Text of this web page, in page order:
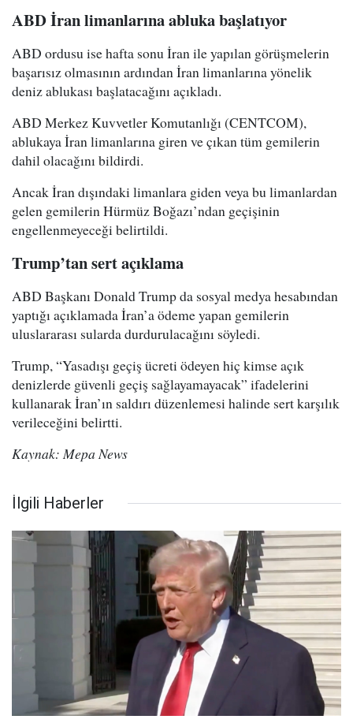
ABD İran limanlarına abluka başlatıyor
ABD ordusu ise hafta sonu İran ile yapılan görüşmelerin
başarısız olmasının ardından İran limanlarına yönelik
deniz ablukası başlatacağını açıkladı.
ABD Merkez Kuvvetler Komutanlığı (CENTCOM),
ablukaya İran limanlarına giren ve çıkan tüm gemilerin
dahil olacağını bildirdi.
Ancak İran dışındaki limanlara giden veya bu limanlardan
gelen gemilerin Hürmüz Boğazı’ndan geçişinin
engellenmeyeceği belirtildi.
Trump’tan sert açıklama
ABD Başkanı Donald Trump da sosyal medya hesabından
yaptığı açıklamada İran’a ödeme yapan gemilerin
uluslararası sularda durdurulacağını söyledi.
Trump, “Yasadışı geçiş ücreti ödeyen hiç kimse açık
denizlerde güvenli geçiş sağlayamayacak” ifadelerini
kullanarak İran’ın saldırı düzenlemesi halinde sert karşılık
verileceğini belirtti.
Kaynak: Mepa News
İlgili Haberler